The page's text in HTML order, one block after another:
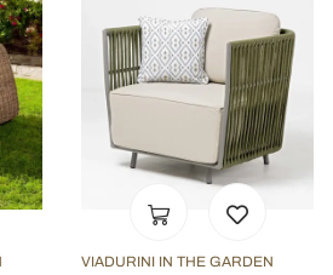
ha fornito loro o che hanno
dei loro servizi.
VIADURINI IN THE GARDEN